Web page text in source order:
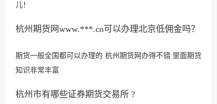
儿！
杭州期货网www.***.cn可以办理北京低佣金吗？
期货一般全国都可以办理的 杭州期货网办得不错 里面期货
知识非常丰富
杭州市有哪些证券期货交易所 ?